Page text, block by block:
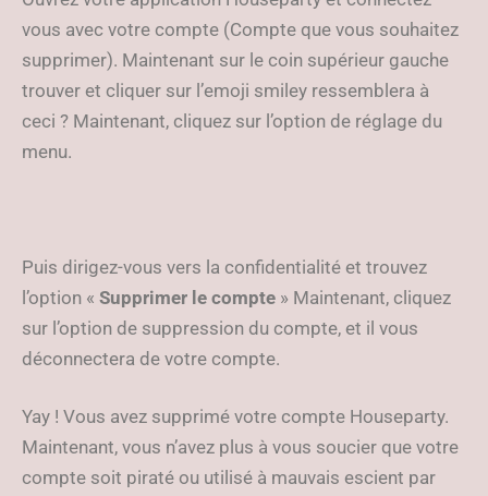
vous avec votre compte (Compte que vous souhaitez
supprimer). Maintenant sur le coin supérieur gauche
trouver et cliquer sur l’emoji smiley ressemblera à
ceci ? Maintenant, cliquez sur l’option de réglage du
menu.
Puis dirigez-vous vers la confidentialité et trouvez
l’option « Supprimer le compte » Maintenant, cliquez
sur l’option de suppression du compte, et il vous
déconnectera de votre compte.
Yay ! Vous avez supprimé votre compte Houseparty.
Maintenant, vous n’avez plus à vous soucier que votre
compte soit piraté ou utilisé à mauvais escient par